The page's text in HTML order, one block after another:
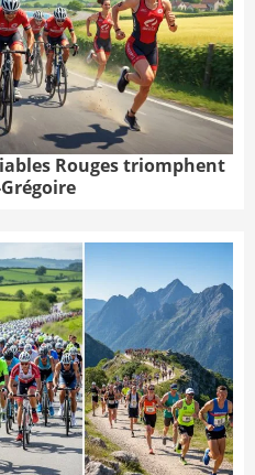
Rouges triomphent